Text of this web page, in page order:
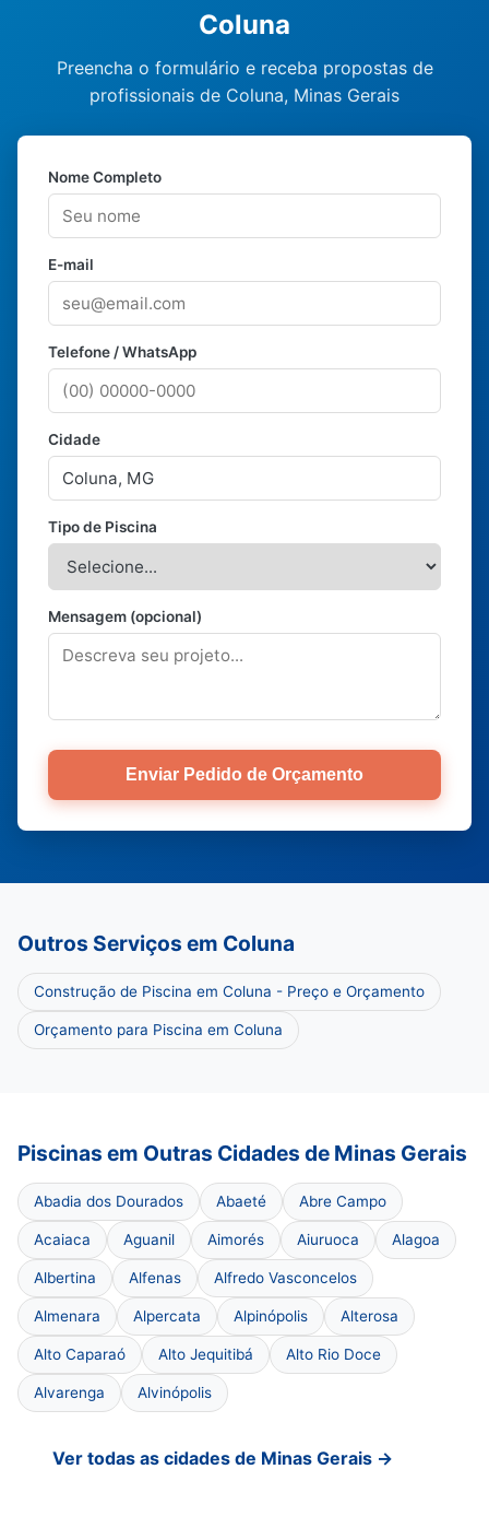
Coluna
Preencha o formulário e receba propostas de
profissionais de Coluna, Minas Gerais
Nome Completo
E-mail
Telefone / WhatsApp
Cidade
Tipo de Piscina
Mensagem (opcional)
Enviar Pedido de Orçamento
Outros Serviços em Coluna
Construção de Piscina em Coluna - Preço e Orçamento
Orçamento para Piscina em Coluna
Piscinas em Outras Cidades de Minas Gerais
Abadia dos Dourados Abaeté Abre Campo
Acaiaca Aguanil Aimorés Aiuruoca Alagoa
Albertina Alfenas Alfredo Vasconcelos
Almenara Alpercata Alpinópolis Alterosa
Alto Caparaó Alto Jequitibá Alto Rio Doce
Alvarenga Alvinópolis
Ver todas as cidades de Minas Gerais →